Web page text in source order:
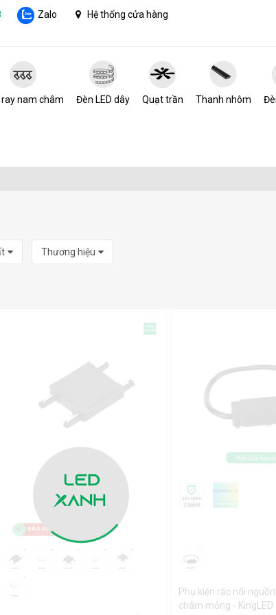
Zalo Hệ thống cửa hàng
nam châm Đèn LED dây Quạt trần Thanh nhôm
Thương hiệu
BẢO HÀNH TẠI NHÀ
Phụ kiện rắc nối
châm mỏng - KingLED